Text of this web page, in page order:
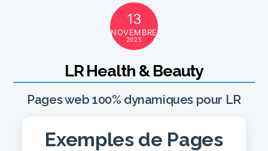
13
NOVEMBRE
2025
LR Health & Beauty
Pages web 100% dynamiques pour LR
Exemples de Pages